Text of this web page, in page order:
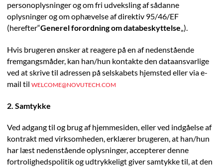
personoplysninger og om fri udveksling af sådanne
oplysninger og om ophævelse af direktiv 95/46/EF
(herefter“Generel forordning om databeskyttelse„).
Hvis brugeren ønsker at reagere på en af nedenstående
fremgangsmåder, kan han/hun kontakte den dataansvarlige
ved at skrive til adressen på selskabets hjemsted eller via e-
mail til WELCOME@NOVUTECH.COM
2. Samtykke
Ved adgang til og brug af hjemmesiden, eller ved indgåelse af
kontrakt med virksomheden, erklærer brugeren, at han/hun
har læst nedenstående oplysninger, accepterer denne
fortrolighedspolitik og udtrykkeligt giver samtykke til, at den